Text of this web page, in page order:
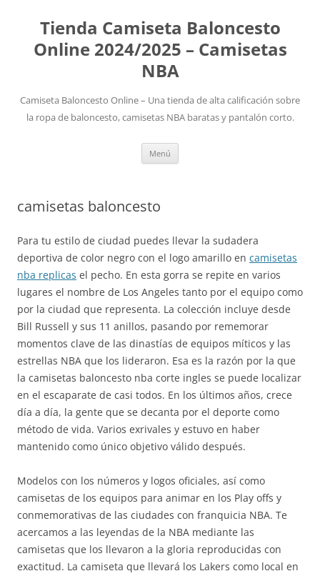
Tienda Camiseta Baloncesto
Online 2024/2025 – Camisetas
NBA
Camiseta Baloncesto Online – Una tienda de alta calificación sobre
la ropa de baloncesto, camisetas NBA baratas y pantalón corto.
Menú
camisetas baloncesto
Para tu estilo de ciudad puedes llevar la sudadera
deportiva de color negro con el logo amarillo en camisetas
nba replicas el pecho. En esta gorra se repite en varios
lugares el nombre de Los Angeles tanto por el equipo como
por la ciudad que representa. La colección incluye desde
Bill Russell y sus 11 anillos, pasando por rememorar
momentos clave de las dinastías de equipos míticos y las
estrellas NBA que los lideraron. Esa es la razón por la que
la camisetas baloncesto nba corte ingles se puede localizar
en el escaparate de casi todos. En los últimos años, crece
día a día, la gente que se decanta por el deporte como
método de vida. Varios exrivales y estuvo en haber
mantenido como único objetivo válido después.
Modelos con los números y logos oficiales, así como
camisetas de los equipos para animar en los Play offs y
conmemorativas de las ciudades con franquicia NBA. Te
acercamos a las leyendas de la NBA mediante las
camisetas que los llevaron a la gloria reproducidas con
exactitud. La camiseta que llevará los Lakers como local en